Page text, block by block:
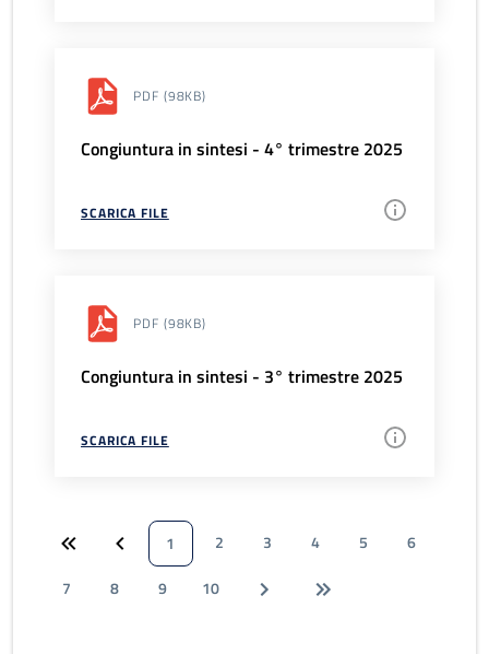
PDF (98KB)
Congiuntura in sintesi - 4° trimestre 2025
SCARICA FILE
PDF (98KB)
Congiuntura in sintesi - 3° trimestre 2025
SCARICA FILE
1 2 3 4 5
6
7
8 9 10